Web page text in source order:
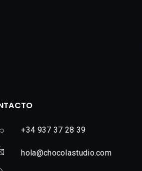
+34 937 37 28 39
hola@chocolastudio.com